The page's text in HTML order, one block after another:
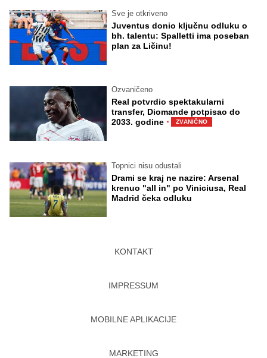
Sve je otkriveno
Juventus donio ključnu odluku o
bh. talentu: Spalletti ima poseban
plan za Ličinu!
Ozvaničeno
Real potvrdio spektakularni
transfer, Diomande potpisao do
2033. godine · ZVANIČNO
Topnici nisu odustali
Drami se kraj ne nazire: Arsenal
krenuo "all in" po Viniciusa, Real
Madrid čeka odluku
KONTAKT
IMPRESSUM
MOBILNE APLIKACIJE
MARKETING